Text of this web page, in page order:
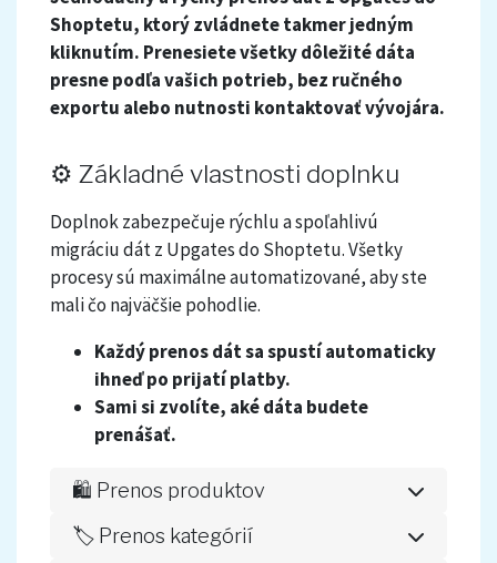
Shoptetu, ktorý zvládnete takmer jedným
kliknutím. Prenesiete všetky dôležité dáta
presne podľa vašich potrieb, bez ručného
exportu alebo nutnosti kontaktovať vývojára.
⚙️ Základné vlastnosti doplnku
Doplnok zabezpečuje rýchlu a spoľahlivú
migráciu dát z Upgates do Shoptetu. Všetky
procesy sú maximálne automatizované, aby ste
mali čo najväčšie pohodlie.
Každý prenos dát sa spustí automaticky
ihneď po prijatí platby.
Sami si zvolíte, aké dáta budete
prenášať.
🛍️ Prenos produktov
Produkty sa prenášajú v štruktúre, ktorú
Shoptet bez problémov spracuje – vrátane
🏷️ Prenos kategórií